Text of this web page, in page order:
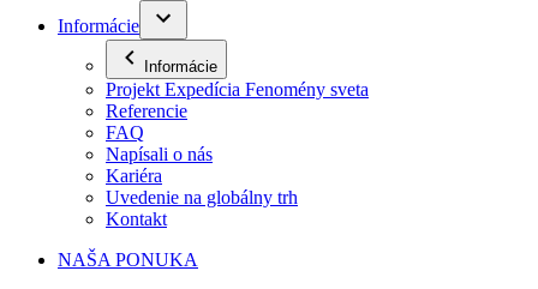
Informácie
Informácie
Projekt Expedícia Fenomény sveta
Referencie
FAQ
Napísali o nás
Kariéra
Uvedenie na globálny trh
Kontakt
NAŠA PONUKA